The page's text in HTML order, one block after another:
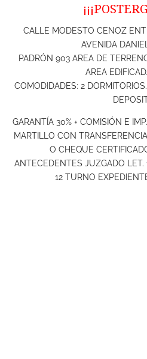
CALLE MODESTO CENOZ
AVENIDA
PADRÓN 903 AREA DE
AREA
COMODIDADES: 2
GARANTÍA 30% + COMISIÓN E
MARTILLO CON
O CHEQUE
ANTECEDENTES JUZGADO LET.
12 TURNO